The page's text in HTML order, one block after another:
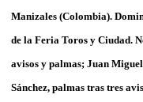
Manizales (Colombia).
de la Feria Toros y Ciudad.
avisos y palmas; Juan
Sánchez, palmas tras tres